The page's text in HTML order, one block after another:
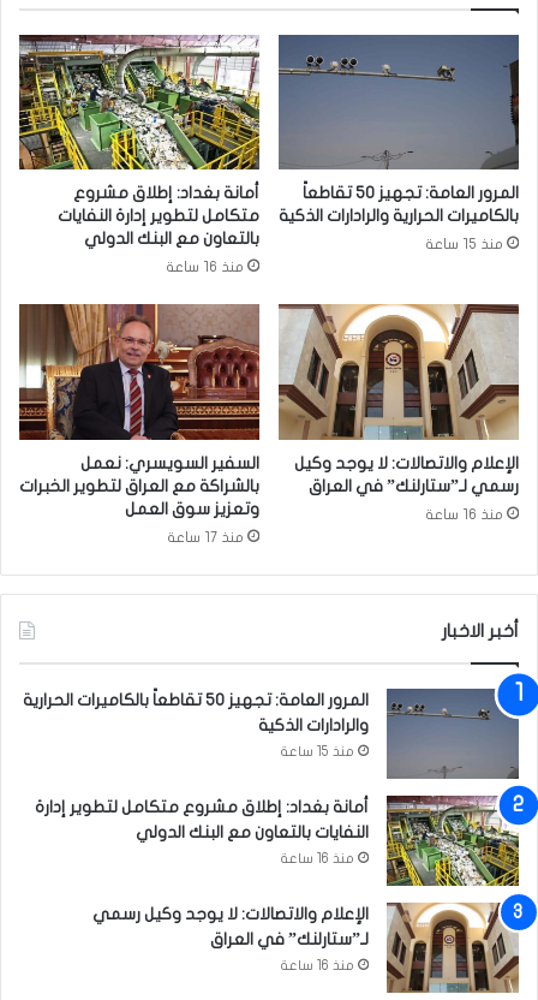
ع
م
ل
ي
ا
ت
ا
ل
ر
م
ن
ا
ف
ن
:
و
ض
ع
ل
ش
ا
ع
ي
آ
م
ن
ذ
م
ا
ن
ج
ر
ا
ر
خ
ل
ف
المرور العامة: تجهيز 50 تقاطعاً
بالكاميرات الحرارية والرادارات الذكية
منذ 15 ساعة
أمانة بغداد: إطلاق مشروع
متكامل لتطوير إدارة النفايات
بالتعاون مع البنك الدولي
منذ 16 ساعة
الإعلام والاتصالات: لا يوجد وكيل
رسمي لـ”ستارلنك” في العراق
منذ 16 ساعة
السفير السويسري: نعمل
بالشراكة مع العراق لتطوير الخبرات
وتعزيز سوق العمل
منذ 17 ساعة
أخبر الاخبار
المرور العامة: تجهيز 50 تقاطعاً بالكاميرات الحرارية
والرادارات الذكية
منذ 15 ساعة
أمانة بغداد: إطلاق مشروع متكامل لتطوير إدارة
النفايات بالتعاون مع البنك الدولي
منذ 16 ساعة
الإعلام والاتصالات: لا يوجد وكيل رسمي
لـ”ستارلنك” في العراق
منذ 16 ساعة